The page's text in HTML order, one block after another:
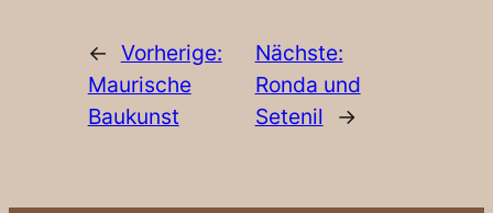
← Vorherige:
Maurische
Baukunst
Nächste:
Ronda und
Setenil
→